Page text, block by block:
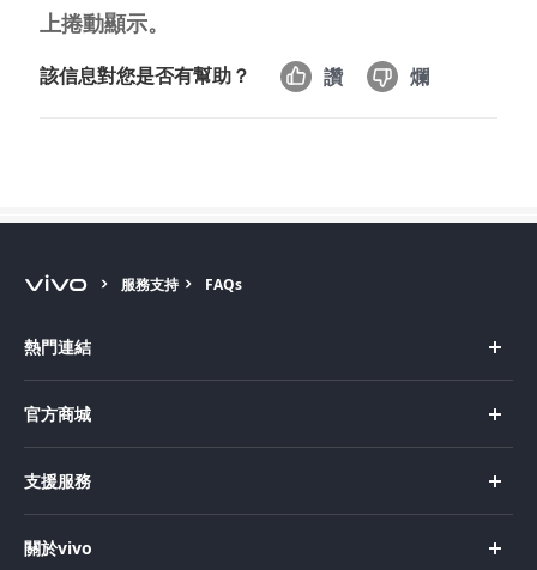
上捲動顯示。
該信息對您是否有幫助？ 讚 爛
服務支持 FAQs
熱門連結
X200
X200 FE
官方商城
購買配件
支援服務
關於vivo